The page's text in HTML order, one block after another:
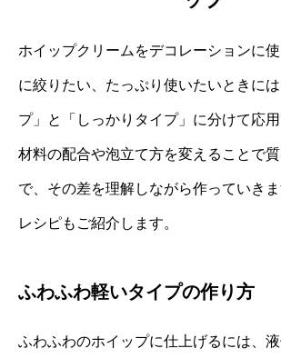
ホイップクリームをデコレーションに
に絞りたい、たっぷり使いたいときに
プ」と「しっかりタイプ」に分けて応
材料の配合や泡立て方を変えることで
で、その差を理解しながら作っていき
レシピもご紹介します。
ふわふわ軽いタイプの作り方
ふわふわのホイップに仕上げるには、